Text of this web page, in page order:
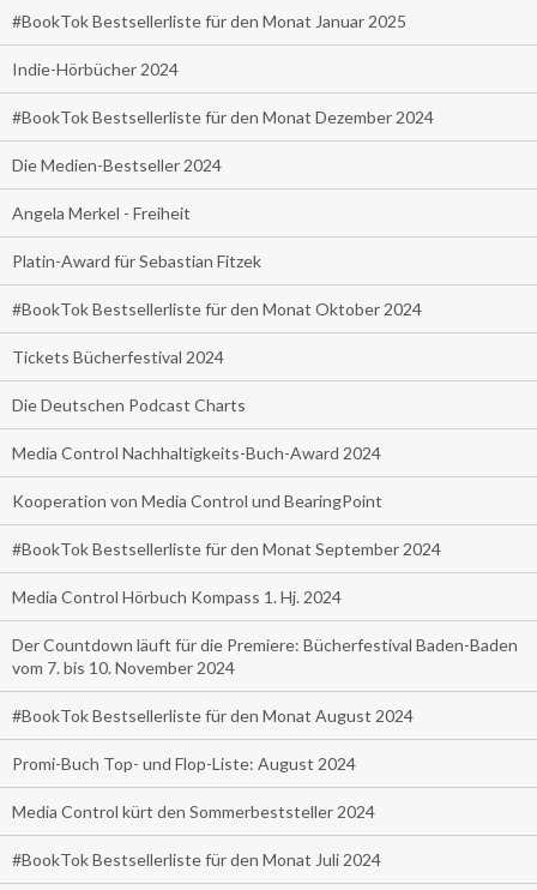
#BookTok Bestsellerliste für den Monat Januar 2025
Indie-Hörbücher 2024
#BookTok Bestsellerliste für den Monat Dezember 2024
Die Medien-Bestseller 2024
Angela Merkel - Freiheit
Platin-Award für Sebastian Fitzek
#BookTok Bestsellerliste für den Monat Oktober 2024
Tickets Bücherfestival 2024
Die Deutschen Podcast Charts
Media Control Nachhaltigkeits-Buch-Award 2024
Kooperation von Media Control und BearingPoint
#BookTok Bestsellerliste für den Monat September 2024
Media Control Hörbuch Kompass 1. Hj. 2024
Der Countdown läuft für die Premiere: Bücherfestival Baden-Baden
vom 7. bis 10. November 2024
#BookTok Bestsellerliste für den Monat August 2024
Promi-Buch Top- und Flop-Liste: August 2024
Media Control kürt den Sommerbeststeller 2024
#BookTok Bestsellerliste für den Monat Juli 2024